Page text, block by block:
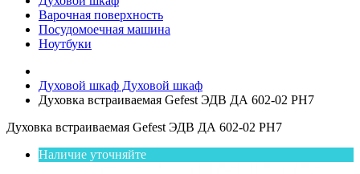
Варочная поверхность
Посудомоечная машина
Ноутбуки
Духовой шкаф Духовой шкаф
Духовка встраиваемая Gefest ЭДВ ДА 602-02 PН7
Духовка встраиваемая Gefest ЭДВ ДА 602-02 PН7
Наличие уточняйте